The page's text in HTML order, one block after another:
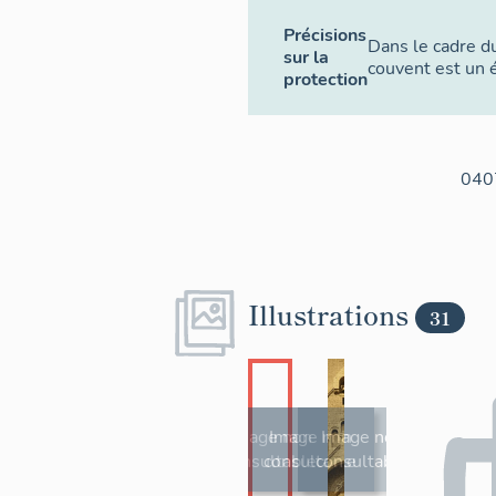
Précisions
sur la
protection
Dans le cadre
couvent est un
Illustrations 31
Image non
consultable
Image non
consultable
Image non
consultable